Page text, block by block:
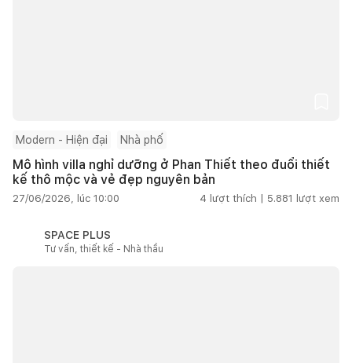
Modern - Hiện đại Nhà phố
Mô hình villa nghỉ dưỡng ở Phan Thiết theo đuổi thiết
kế thô mộc và vẻ đẹp nguyên bản
27/06/2026, lúc 10:00 4 lượt thích | 5.881 lượt xem
SPACE PLUS
Tư vấn, thiết kế - Nhà thầu